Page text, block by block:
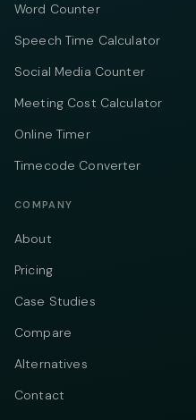
Word Counter
Speech Time Calculator
Social Media Counter
Meeting Cost Calculator
Online Timer
Timecode Converter
COMPANY
About
Pricing
Case Studies
Compare
Alternatives
Contact